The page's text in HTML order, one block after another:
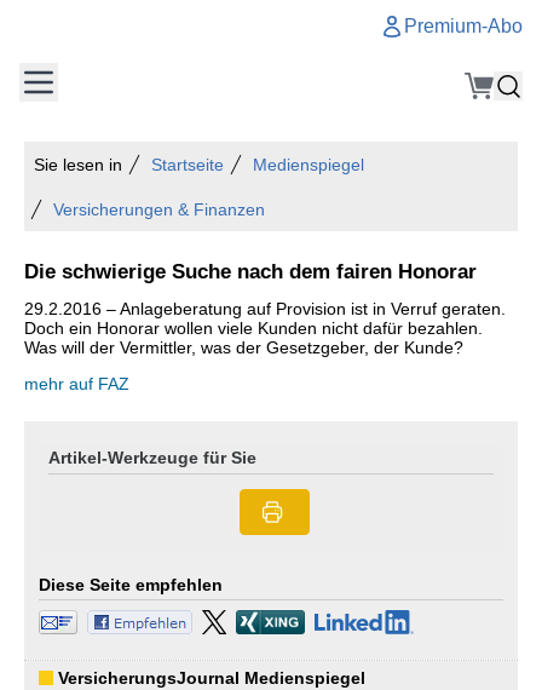
Premium-Abo
Sie lesen in Startseite Medienspiegel
Versicherungen & Finanzen
Die schwierige Suche nach dem fairen Honorar
29.2.2016 – Anlageberatung auf Provision ist in Verruf geraten.
Doch ein Honorar wollen viele Kunden nicht dafür bezahlen.
Was will der Vermittler, was der Gesetzgeber, der Kunde?
mehr auf FAZ
Artikel-Werkzeuge für Sie
Diese Seite empfehlen
VersicherungsJournal Medienspiegel